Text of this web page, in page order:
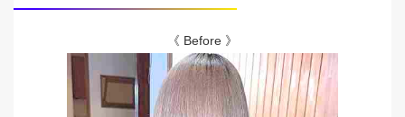
《 Before 》